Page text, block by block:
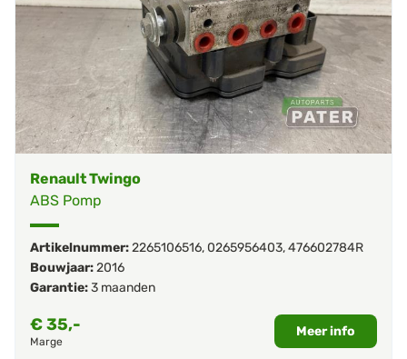
Renault Twingo
ABS Pomp
Artikelnummer:2265106516,0265956403,476602784R
Bouwjaar:2016
Garantie:3 maanden
€35,-
Marge
Meer info